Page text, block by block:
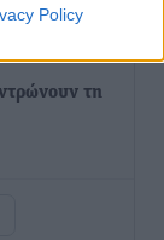
Policy
τη
στο κάστρο